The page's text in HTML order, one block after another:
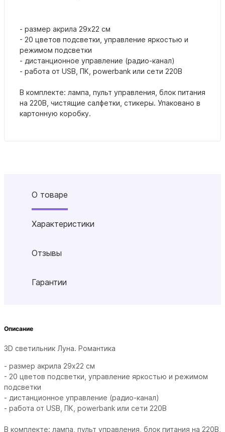
- размер акрила 29х22 см
- 20 цветов подсветки, управление яркостью и
режимом подсветки
- дистанционное управление (радио-канал)
- работа от USB, ПК, powerbank или сети 220В
В комплекте: лампа, пульт управления, блок питания
на 220В, чистящие салфетки, стикеры. Упаковано в
картонную коробку.
О товаре
Характеристики
Отзывы
Гарантии
Описание
3D светильник Луна. Романтика
- размер акрила 29х22 см
- 20 цветов подсветки, управление яркостью и режимом
подсветки
- дистанционное управление (радио-канал)
- работа от USB, ПК, powerbank или сети 220В
В комплекте: лампа, пульт управления, блок питания на 220В,